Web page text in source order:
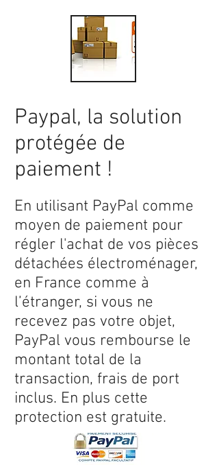
Paypal, la solution
protégée de
paiement !
En utilisant PayPal comme
moyen de paiement pour
régler l'achat de vos pièces
détachées électroménager,
en France comme à
l’étranger, si vous ne
recevez pas votre objet,
PayPal vous rembourse le
montant total de la
transaction, frais de port
inclus. En plus cette
protection est gratuite.